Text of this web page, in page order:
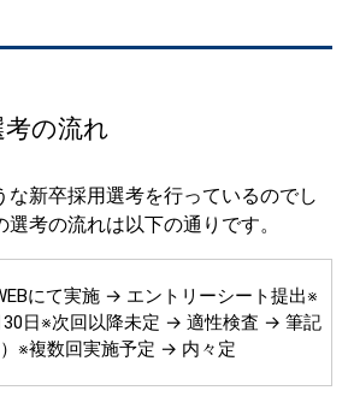
の流れ
な新卒採用選考を行っているのでし
考の流れは以下の通りです。
にて実施 → エントリーシート提出※
30日※次回以降未定 → 適性検査 → 筆記
※複数回実施予定 → 内々定